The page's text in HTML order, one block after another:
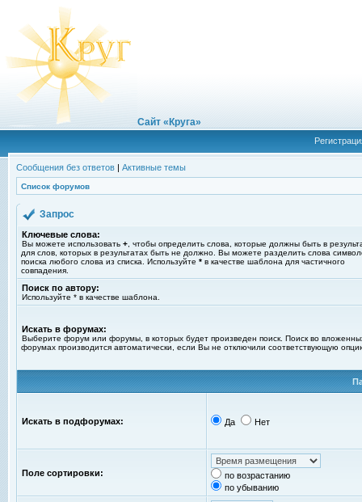
Сайт «Круга»
Сообщения без ответов | Активные темы
Список форумов
Запрос
Ключевые слова:
Вы можете использовать + , чтобы определить слова, которые должны быть в
для слов, которых в результатах быть не должно. Вы можете разделить слова
поиска любого слова из списка. Используйте * в качестве шаблона для частичного
совпадения.
Поиск по автору:
Используйте * в качестве шаблона.
Искать в форумах:
Выберите форум или форумы, в которых будет произведен поиск. Поиск во
форумах производится автоматически, если Вы не отключили соответствующую
Искать в подфорумах: Да Нет
Поле сортировки:
по возрастанию
по убыванию